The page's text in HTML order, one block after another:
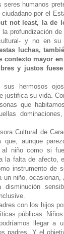
humanos
por el
not least, la de
profundización
y no en su
luchas,
contexto mayor
y justos
sus hermosos
justifica su vida.
que
Cultural de
aunque
al niño como si
la falta de afecto,
instrumento de
niño, ocasionan,
con los hijos
públicas.
llegar a
padres. Y el